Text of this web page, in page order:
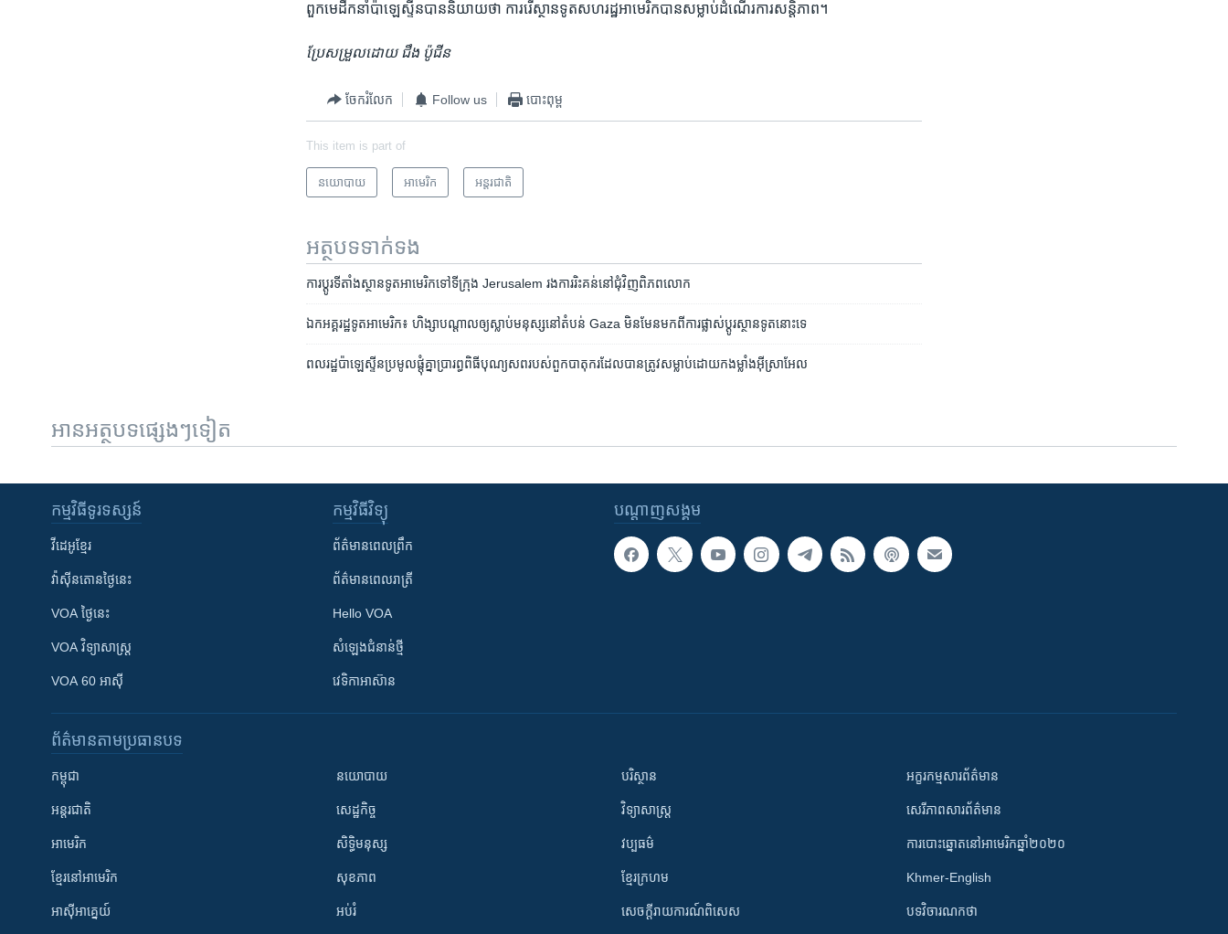
ពួកមេដឹកនាំ​ប៉ាឡេស្ទីន​បាន​និយាយ​ថា ការរើ​ស្ថានទូត​សហរដ្ឋ​អាមេរិក​បាន​សម្លាប់​ដំណើរការ​សន្តិភាព។
ប្រែ​សម្រួល​ដោយ ជឹង ប៉ូជីន
ចែករំលែក Follow us បោះពុម្ព
This item is part of
នយោបាយ អាមេរិក​ អន្តរជាតិ
អត្ថបទ​ទាក់ទង
ការ​ប្ដូរ​ទីតាំង​ស្ថានទូត​អាមេរិក​ទៅ​ទីក្រុង Jerusalem រង​ការ​រិះគន់​នៅ​ជុំវិញ​ពិភពលោក
ឯកអគ្គរដ្ឋ​ទូត​អាមេរិក៖ ហិង្សា​បណ្តាល​ឲ្យ​ស្លាប់​មនុស្ស​នៅ​តំបន់ Gaza មិនមែន​មក​ពី​ការ​ផ្លាស់​ប្តូរ​ស្ថាន​ទូត​នោះ​ទេ
ពលរដ្ឋប៉ាឡេស្ទីន​ប្រមូល​ផ្តុំគ្នា​ប្រារព្ធ​ពិធីបុណ្យ​សព​របស់​ពួក​បាតុករ​ដែល​បាន​ត្រូវសម្លាប់​ដោយ​កងម្លាំង​អ៊ីស្រាអែល
អានអត្ថបទផ្សេងៗទៀត
បណ្តាញ​សង្គម
កម្មវិធី​ទូរទស្សន៍
វីដេអូ​ខ្មែរ
វ៉ាស៊ីនតោន​ថ្ងៃ​នេះ
VOA ថ្ងៃនេះ
VOA ​វិទ្យាសាស្ត្រ
VOA 60 អាស៊ី
កម្មវិធី​វិទ្យុ
ព័ត៌មាន​ពេល​ព្រឹក
ព័ត៌មាន​​ពេល​រាត្រី
Hello VOA
សំឡេង​ជំនាន់​ថ្មី
វេទិកា​អាស៊ាន
ព័ត៌មាន​តាមប្រធានបទ​
កម្ពុជា
អន្តរជាតិ
អាមេរិក
ខ្មែរ​នៅអាមេរិក
អាស៊ីអាគ្នេយ៍
នយោបាយ
សេដ្ឋកិច្ច
សិទ្ធិមនុស្ស
សុខភាព
អប់រំ
បរិស្ថាន
វិទ្យាសាស្រ្ត
វប្បធម៌
ខ្មែរក្រហម
សេចក្តីរាយការណ៍ពិសេស
អក្ខរកម្មសារព័ត៌មាន
សេរីភាពសារព័ត៌មាន
ការបោះឆ្នោតនៅអាមេរិកឆ្នាំ២០២០
Khmer-English
បទវិចារណកថា